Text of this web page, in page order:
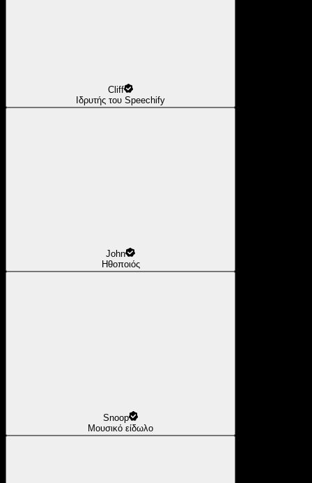
Cliff
Ιδρυτής του Speechify
John
Ηθοποιός
Snoop
Μουσικό είδωλο